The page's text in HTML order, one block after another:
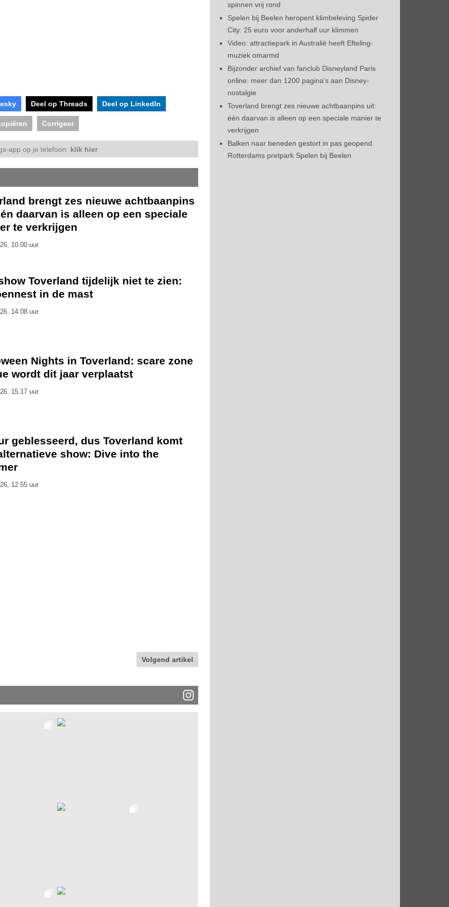
Deel op Threads Deel op LinkedIn
Corrigeer
app op je telefoon: klik hier
brengt zes nieuwe achtbaanpins
daarvan is alleen op een speciale
te verkrijgen
10.00 uur
Toverland tijdelijk niet te zien:
in de mast
14.08 uur
Nights in Toverland: scare zone
wordt dit jaar verplaatst
15.17 uur
geblesseerd, dus Toverland komt
show: Dive into the
12.55 uur
Volgend artikel
spinnen vrij rond
Spelen bij Beelen heropent klimbeleving Spider
City: 25 euro voor anderhalf uur klimmen
Video: attractiepark in Australië heeft Efteling-
muziek omarmd
Bijzonder archief van fanclub Disneyland Paris
online: meer dan 1200 pagina's aan Disney-
nostalgie
Toverland brengt zes nieuwe achtbaanpins uit:
één daarvan is alleen op een speciale manier te
verkrijgen
Balken naar beneden gestort in pas geopend
Rotterdams pretpark Spelen bij Beelen